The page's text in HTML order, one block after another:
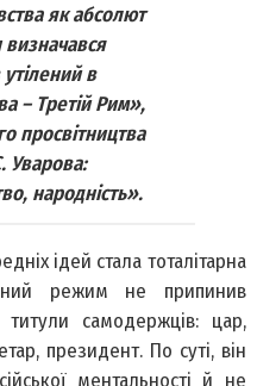
як абсолют
визначався
утілений в
– Третій Рим»,
просвітництва
Уварова:
народність».
ідей стала тоталітарна
режим не припинив
титули самодержців: цар,
президент. По суті, він
ментальності й не